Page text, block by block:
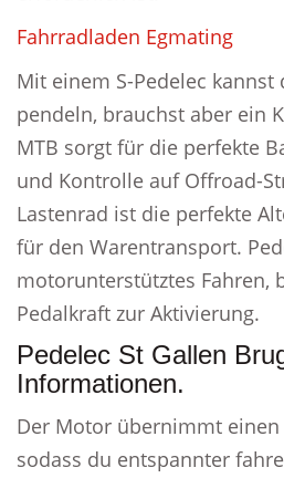
Fahrradladen Egmating
Mit einem S-Pedelec kannst
pendeln, brauchst aber ein
MTB sorgt für die perfekte
und Kontrolle auf Offroad-
Lastenrad ist die perfekte
für den Warentransport.
motorunterstütztes Fahren,
Pedalkraft zur Aktivierung.
Pedelec St Gallen
Informationen.
Der Motor übernimmt einen
sodass du entspannter